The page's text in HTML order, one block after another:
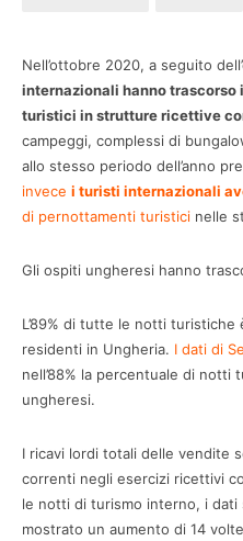
Nell’ottobre 2020, a seguito
internazionali hanno trascorso
turistici in strutture ricettive
campeggi, complessi di
allo stesso periodo dell’anno
invece i turisti internazionali
di pernottamenti turistici nelle
Gli ospiti ungheresi hanno
L’89% di tutte le notti
residenti in Ungheria. I dati di
nell’88% la percentuale di
ungheresi.
I ricavi lordi totali delle vendite
correnti negli esercizi ricettivi
le notti di turismo interno, i dati
mostrato un aumento di 14